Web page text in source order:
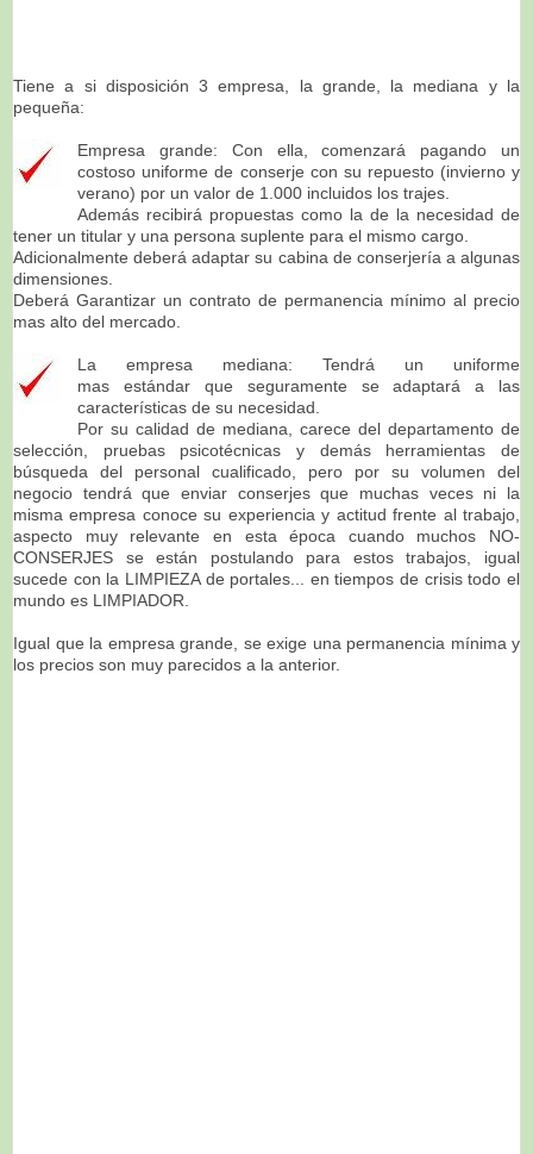
Tiene a si disposición 3 empresa, la grande, la mediana y la
pequeña:
Empresa grande: Con ella, comenzará pagando un
costoso uniforme de conserje con su repuesto (invierno y
verano) por un valor de 1.000 incluidos los trajes.
Además recibirá propuestas como la de la necesidad de
tener un titular y una persona suplente para el mismo cargo.
Adicionalmente deberá adaptar su cabina de conserjería a algunas
dimensiones.
Deberá Garantizar un contrato de permanencia mínimo al precio
mas alto del mercado.
La empresa mediana: Tendrá un uniforme
mas estándar que seguramente se adaptará a las
características de su necesidad.
Por su calidad de mediana, carece del departamento de
selección, pruebas psicotécnicas y demás herramientas de
búsqueda del personal cualificado, pero por su volumen del
negocio tendrá que enviar conserjes que muchas veces ni la
misma empresa conoce su experiencia y actitud frente al trabajo,
aspecto muy relevante en esta época cuando muchos NO-
CONSERJES se están postulando para estos trabajos, igual
sucede con la LIMPIEZA de portales... en tiempos de crisis todo el
mundo es LIMPIADOR.
Igual que la empresa grande, se exige una permanencia mínima y
los precios son muy parecidos a la anterior.